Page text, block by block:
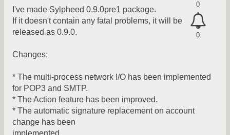
0
0
I've made Sylpheed 0.9.0pre1 package.
If it doesn't contain any fatal problems, it will be
released as 0.9.0.
Changes:
* The multi-process network I/O has been implemented
for POP3 and SMTP.
* The Action feature has been improved.
* The automatic signature replacement on account
change has been